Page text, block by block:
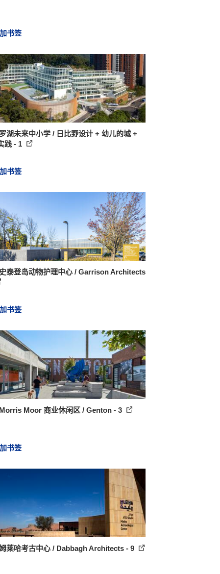
书签
湖未来中小学 / 日比野设计 + 幼儿的城 +
践 - 1
书签
泰登岛动物护理中心 / Garrison Architects
书签
Moor 商业休闲区 / Genton - 3
书签
莱哈考古中心 / Dabbagh Architects - 9